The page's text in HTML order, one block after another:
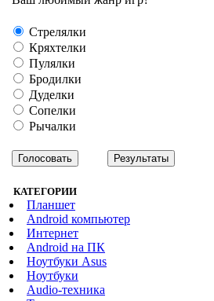
Стрелялки
Кряхтелки
Пулялки
Бродилки
Дуделки
Сопелки
Рычалки
КАТЕГОРИИ
Планшет
Android компьютер
Интернет
Android на ПК
Ноутбуки Asus
Ноутбуки
Audiо-техника